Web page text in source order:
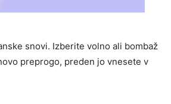
snovi. Izberite volno ali bombaž
preprogo, preden jo vnesete v